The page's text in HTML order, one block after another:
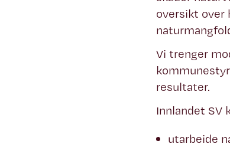
oversikt over
Vi trenger
resultater.
Innlandet SV
utarbeide